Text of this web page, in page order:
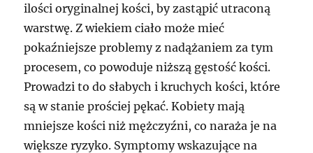
ilości oryginalnej kości, by zastąpić utraconą
warstwę. Z wiekiem ciało może mieć
pokaźniejsze problemy z nadążaniem za tym
procesem, co powoduje niższą gęstość kości.
Prowadzi to do słabych i kruchych kości, które
są w stanie prościej pękać. Kobiety mają
mniejsze kości niż mężczyźni, co naraża je na
większe ryzyko. Symptomy wskazujące na